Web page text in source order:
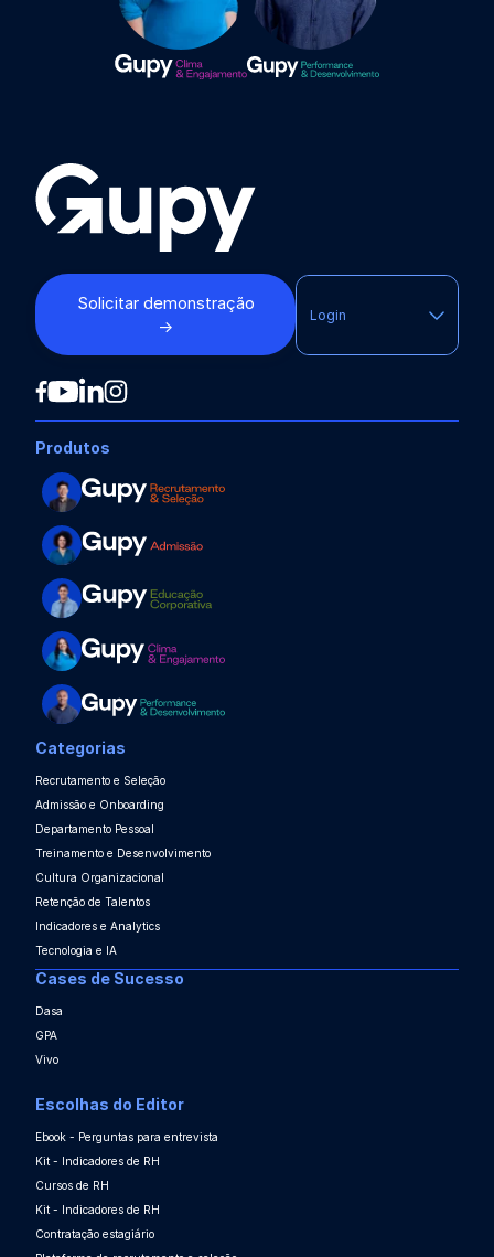
Solicitar demonstração
→
Login
Produtos
Categorias
Recrutamento e Seleção
Admissão e Onboarding
Departamento Pessoal
Treinamento e Desenvolvimento
Cultura Organizacional
Retenção de Talentos
Indicadores e Analytics
Tecnologia e IA
Cases de Sucesso
Dasa
GPA
Vivo
Escolhas do Editor
Ebook - Perguntas para entrevista
Kit - Indicadores de RH
Cursos de RH
Kit - Indicadores de RH
Contratação estagiário